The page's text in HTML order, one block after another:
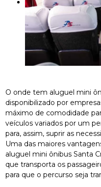
O onde tem aluguel mini
disponibilizado por
máximo de comodidade
veículos variados por um
para, assim, suprir as
Uma das maiores
aluguel mini ônibus Santa
que transporta os
para que o percurso seja